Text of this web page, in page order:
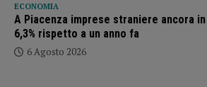
ECONOMIA
A Piacenza imprese straniere ancora
6,3% rispetto a un anno fa
6 Agosto 2026